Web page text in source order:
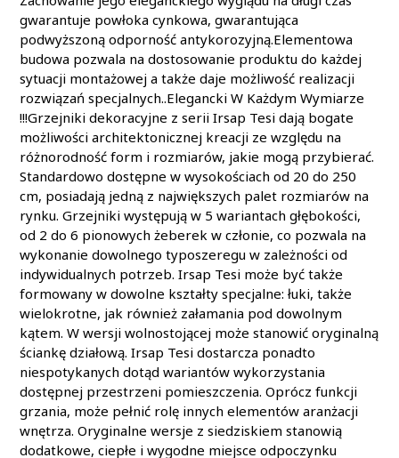
gwarantuje powłoka cynkowa, gwarantująca
podwyższoną odporność antykorozyjną.Elementowa
budowa pozwala na dostosowanie produktu do każdej
sytuacji montażowej a także daje możliwość realizacji
rozwiązań specjalnych..Elegancki W Każdym Wymiarze
!!!Grzejniki dekoracyjne z serii Irsap Tesi dają bogate
możliwości architektonicznej kreacji ze względu na
różnorodność form i rozmiarów, jakie mogą przybierać.
Standardowo dostępne w wysokościach od 20 do 250
cm, posiadają jedną z największych palet rozmiarów na
rynku. Grzejniki występują w 5 wariantach głębokości,
od 2 do 6 pionowych żeberek w członie, co pozwala na
wykonanie dowolnego typoszeregu w zależności od
indywidualnych potrzeb. Irsap Tesi może być także
formowany w dowolne kształty specjalne: łuki, także
wielokrotne, jak również załamania pod dowolnym
kątem. W wersji wolnostojącej może stanowić oryginalną
ściankę działową. Irsap Tesi dostarcza ponadto
niespotykanych dotąd wariantów wykorzystania
dostępnej przestrzeni pomieszczenia. Oprócz funkcji
grzania, może pełnić rolę innych elementów aranżacji
wnętrza. Oryginalne wersje z siedziskiem stanowią
dodatkowe, ciepłe i wygodne miejsce odpoczynku